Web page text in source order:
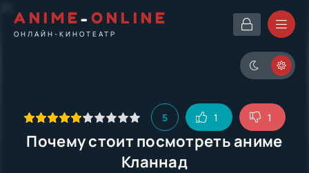
ANIME- ONLINE
ОНЛАЙН-КИНОТЕАТР
5 1 1
Почему стоит посмотреть аниме
Кланнад